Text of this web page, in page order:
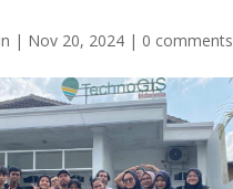
| Nov 20, 2024| 0 comments